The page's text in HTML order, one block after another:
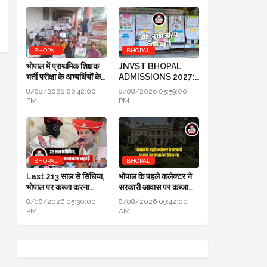
BHOPAL
भोपाल में प्राथमिक शिक्षक
भर्ती परीक्षा के अभ्यर्थियों के
प्रदर्शन का दूसरा दिन
8/08/2026 06:42:00
PM
BHOPAL
JNVST BHOPAL
ADMISSIONS 2027:
कक्षा 6 में प्रवेश के लिए
आवेदन की अंतिम तिथि बढ़ाई
8/08/2026 05:59:00
PM
BHOPAL
Last 213 साल से सिंधिया,
भोपाल पर कब्जा करना
चाहते हैं लेकिन सफल नहीं हो
पाए
8/08/2026 05:30:00
PM
BHOPAL
भोपाल के पहले कलेक्टर ने
सरकारी आवास पर कब्जा
कर लिया था, हाई कोर्ट में
हुआ खुलासा
8/08/2026 09:42:00
AM